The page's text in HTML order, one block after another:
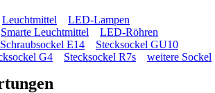
Leuchtmittel
LED-Lampen
Smarte Leuchtmittel
LED-Röhren
Schraubsockel E14
Stecksockel GU10
G4 Stecksockel R7s weitere Sockel